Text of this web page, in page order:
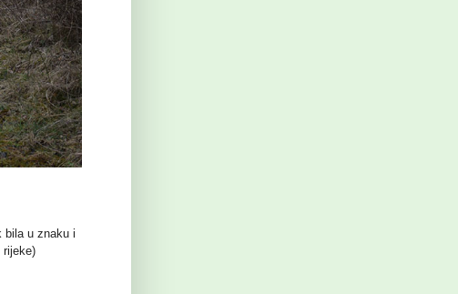
bila u znaku i
rijeke)